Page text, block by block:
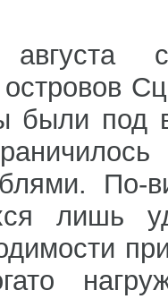
были под
По-
лишь